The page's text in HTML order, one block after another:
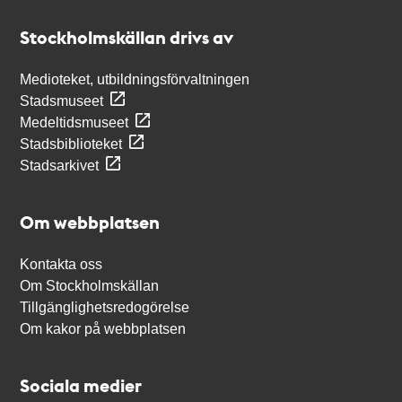
Stockholmskällan drivs av
Medioteket, utbildningsförvaltningen
Stadsmuseet
Medeltidsmuseet
Stadsbiblioteket
Stadsarkivet
Om webbplatsen
Kontakta oss
Om Stockholmskällan
Tillgänglighetsredogörelse
Om kakor på webbplatsen
Sociala medier